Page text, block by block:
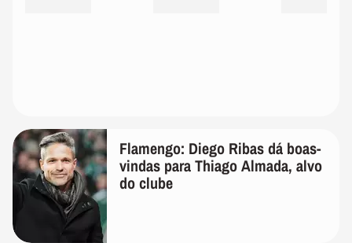
Flamengo: Diego Ribas dá boas-
vindas para Thiago Almada, alvo
do clube